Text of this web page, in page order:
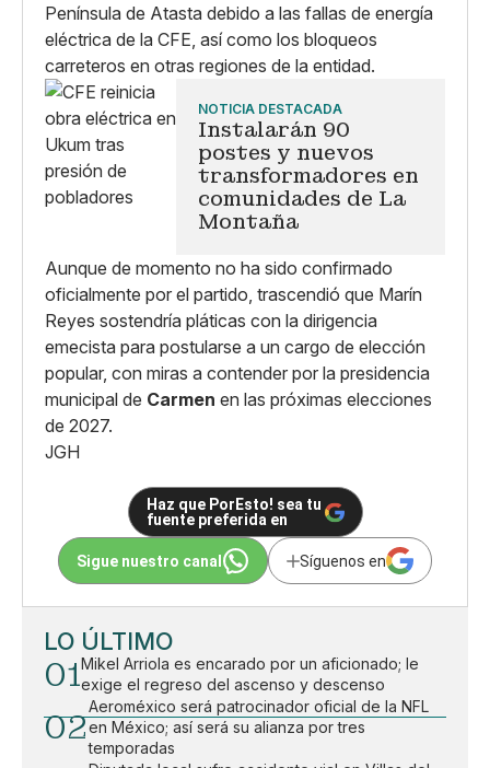
Península de Atasta debido a las fallas de energía
eléctrica de la CFE, así como los bloqueos
carreteros en otras regiones de la entidad.
NOTICIA DESTACADA
Instalarán 90
postes y nuevos
transformadores en
comunidades de La
Montaña
Aunque de momento no ha sido confirmado
oficialmente por el partido, trascendió que Marín
Reyes sostendría pláticas con la dirigencia
emecista para postularse a un cargo de elección
popular, con miras a contender por la presidencia
municipal de Carmen en las próximas elecciones
de 2027.
JGH
Haz que PorEsto! sea tu
fuente preferida en
Sigue nuestro canal Síguenos en
LO ÚLTIMO
01Mikel Arriola es encarado por un aficionado; le
exige el regreso del ascenso y descenso
02
Aeroméxico será patrocinador oficial de la NFL
en México; así será su alianza por tres
temporadas